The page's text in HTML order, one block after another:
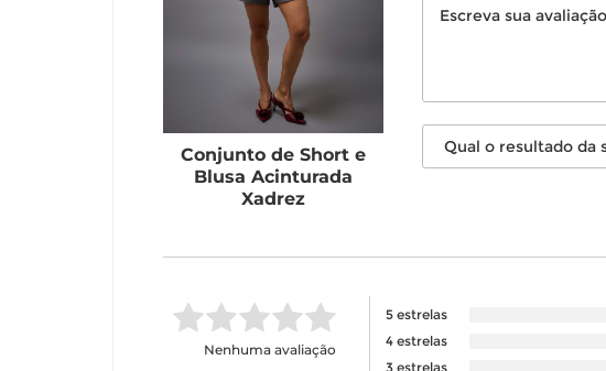
Conjunto de Short e
Blusa Acinturada
Xadrez
Nenhuma avaliação
5 estrelas
4 estrelas
3 estrelas